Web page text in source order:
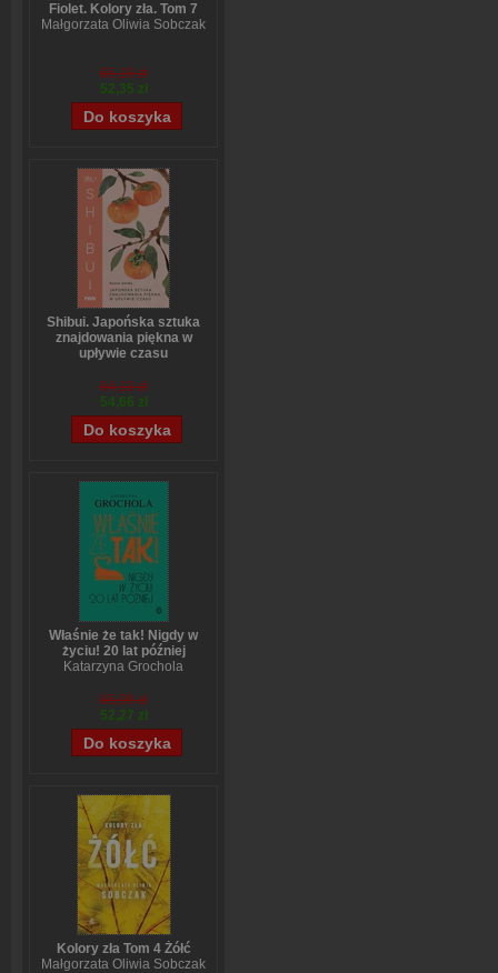
Fiolet. Kolory zła. Tom 7
Małgorzata Oliwia Sobczak
65,19 zł
52,35 zł
Shibui. Japońska sztuka
znajdowania piękna w
upływie czasu
64,13 zł
54,66 zł
Właśnie że tak! Nigdy w
życiu! 20 lat później
Katarzyna Grochola
65,09 zł
52,27 zł
Kolory zła Tom 4 Żółć
Małgorzata Oliwia Sobczak